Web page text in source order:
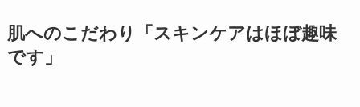
肌へのこだわり「スキンケアはほぼ趣味
です」